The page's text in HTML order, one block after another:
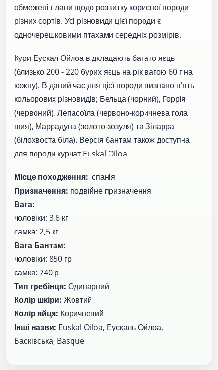
обмежені плани щодо розвитку корисної породи
різних сортів. Усі різновиди цієї породи є
одночерешковими птахами середніх розмірів.
Кури Еускал Ойлоа відкладають багато яєць
(близько 200 - 220 бурих яєць на рік вагою 60 г на
кожну). В даний час для цієї породи визнано п'ять
кольорових різновидів; Бельца (чорний), Горрія
(червоний), Лепасоїла (червоно-коричнева гола
шия), Маррадуна (золото-зозуля) та Зіларра
(білохвоста біла). Версія бантам також доступна
для породи курчат Euskal Oiloa.
Місце походження: Іспанія
Призначення: подвійне призначення
Вага:
чоловіки: 3,6 кг
самка: 2,5 кг
Вага Бантам:
чоловіки: 850 гр
самка: 740 р
Тип гребінця: Одинарний
Колір шкіри: Жовтий
Колір яйця: Коричневий
Інші назви: Euskal Oiloa, Еускаль Ойлоа,
Басківська, Basque